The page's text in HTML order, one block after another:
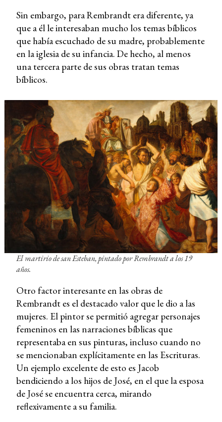
Sin embargo, para Rembrandt era diferente, ya
que a él le interesaban mucho los temas bíblicos
que había escuchado de su madre, probablemente
en la iglesia de su infancia. De hecho, al menos
una tercera parte de sus obras tratan temas
bíblicos.
El martirio de san Esteban, pintado por Rembrandt a los 19
años.
Otro factor interesante en las obras de
Rembrandt es el destacado valor que le dio a las
mujeres. El pintor se permitió agregar personajes
femeninos en las narraciones bíblicas que
representaba en sus pinturas, incluso cuando no
se mencionaban explícitamente en las Escrituras.
Un ejemplo excelente de esto es Jacob
bendiciendo a los hijos de José, en el que la esposa
de José se encuentra cerca, mirando
reflexivamente a su familia.